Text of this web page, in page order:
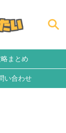
まとめ
い合わせ